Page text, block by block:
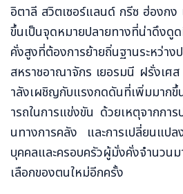
อิตาลี สวิตเซอร์แลนด์ กรีซ ฮ่องกง
ขึ้นเป็นจุดหมายปลายทางที่น่าดึงดู
คั่งสูงที่ต้องการย้ายถิ่นฐานระหว่า
สหราชอาณาจักร เยอรมนี ฝรั่งเศส
ำลังเผชิญกับแรงกดดันที่เพิ่มมาก
ารถในการแข่งขัน ด้วยเหตุจากกา
นทางการคลัง และการเปลี่ยนแปล
บุคคลและครอบครัวผู้มั่งคั่งจำนวน
เลือกของตนใหม่อีกครั้ง